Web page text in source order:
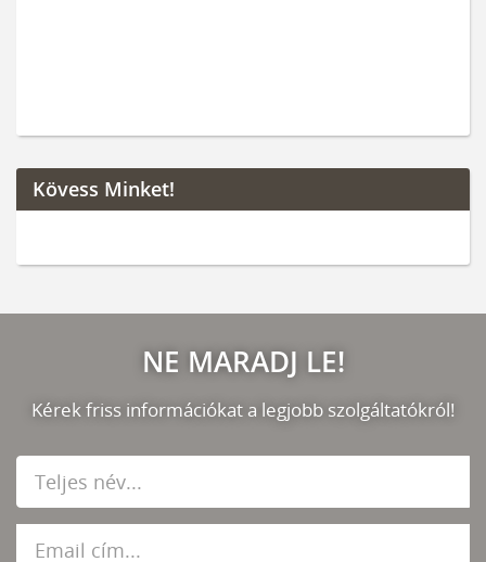
Kövess Minket!
NE MARADJ LE!
Kérek friss információkat a legjobb szolgáltatókról!